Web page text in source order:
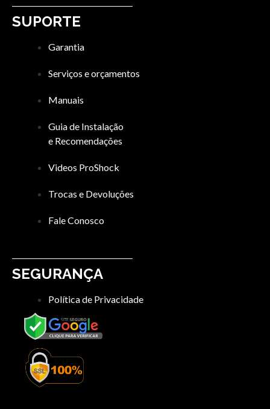
SUPORTE
Garantia
Serviços e orçamentos
Manuais
Guia de Instalação
e Recomendações
Videos ProShock
Trocas e Devoluções
Fale Conosco
SEGURANÇA
Política de Privacidade